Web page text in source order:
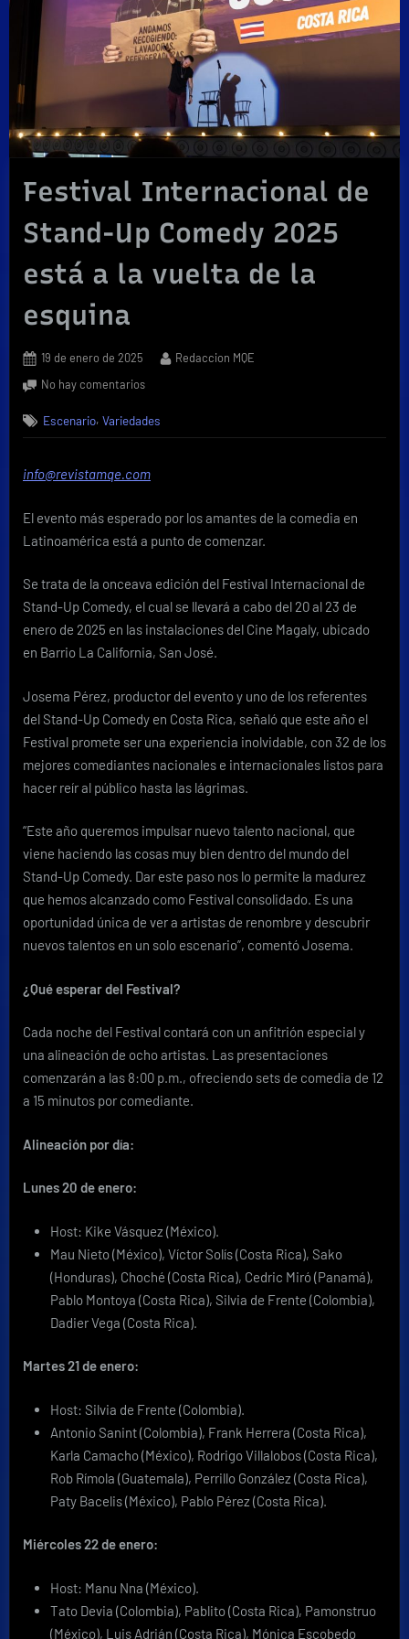
Festival Internacional de
Stand-Up Comedy 2025
está a la vuelta de la
esquina
Posted
19 de enero de 2025 By
Redaccion MQE
No hay comentariosen
Internacional
de
Up
2025
está
vuelta
de
la
esquina
Escenario,Variedades
info@revistamqe.com
El evento más esperado por los amantes de la comedia en
Latinoamérica está a punto de comenzar.
Se trata de la onceava edición del Festival Internacional de
Stand-Up Comedy, el cual se llevará a cabo del 20 al 23 de
enero de 2025 en las instalaciones del Cine Magaly, ubicado
en Barrio La California, San José.
Josema Pérez, productor del evento y uno de los referentes
del Stand-Up Comedy en Costa Rica, señaló que este año el
Festival promete ser una experiencia inolvidable, con 32 de los
mejores comediantes nacionales e internacionales listos para
hacer reír al público hasta las lágrimas.
“Este año queremos impulsar nuevo talento nacional, que
viene haciendo las cosas muy bien dentro del mundo del
Stand-Up Comedy. Dar este paso nos lo permite la madurez
que hemos alcanzado como Festival consolidado. Es una
oportunidad única de ver a artistas de renombre y descubrir
nuevos talentos en un solo escenario”, comentó Josema.
¿Qué esperar del Festival?
Cada noche del Festival contará con un anfitrión especial y
una alineación de ocho artistas. Las presentaciones
comenzarán a las 8:00 p.m., ofreciendo sets de comedia de 12
a 15 minutos por comediante.
Alineación por día:
Lunes 20 de enero:
Host: Kike Vásquez (México).
Mau Nieto (México), Víctor Solís (Costa Rica), Sako
(Honduras), Choché (Costa Rica), Cedric Miró (Panamá),
Pablo Montoya (Costa Rica), Silvia de Frente (Colombia),
Dadier Vega (Costa Rica).
Martes 21 de enero:
Host: Silvia de Frente (Colombia).
Antonio Sanint (Colombia), Frank Herrera (Costa Rica),
Karla Camacho (México), Rodrigo Villalobos (Costa Rica),
Rob Rímola (Guatemala), Perrillo González (Costa Rica),
Paty Bacelis (México), Pablo Pérez (Costa Rica).
Miércoles 22 de enero:
Host: Manu Nna (México).
Tato Devia (Colombia), Pablito (Costa Rica), Pamonstruo
(México), Luis Adrián (Costa Rica), Mónica Escobedo